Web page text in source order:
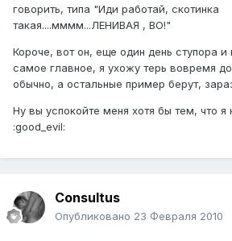
говорить, типа "Иди работай, скотинка
такая....мммм...ЛЕНИВАЯ , ВО!"
Короче, вот он, еще один день ступора и
самое главное, я ухожу терь вовремя
обычно, а остальные пример берут,
Ну вы успокойте меня хотя бы тем, что я
:good_evil:
Consultus
Опубликовано 23 Февраля 2010